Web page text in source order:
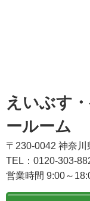
えいぶす
ールーム
〒230-0042 神奈
TEL：0120-303-
営業時間 9:00～